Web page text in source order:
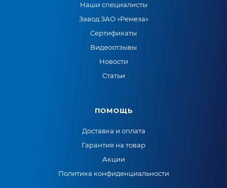
Наши специалисты
Завод ЗАО «Ремеза»
Сертификаты
Видеоотзывы
Новости
Статьи
ПОМОЩЬ
Доставка и оплата
Гарантия на товар
Акции
Политика конфиденциальности